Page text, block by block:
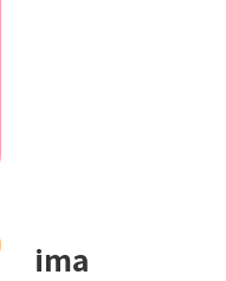
ima